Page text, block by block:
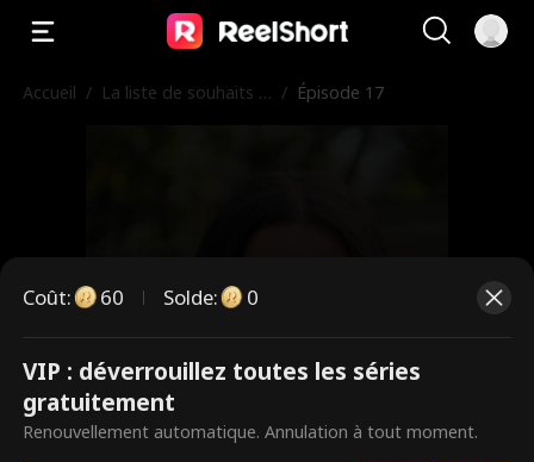
Accueil / La liste de souhaits d / Épisode 17
Ce sont des épisodes payants.
Débloquez pour regarder.
Coût: 60 Solde: 0
VIP : déverrouillez toutes les séries
gratuitement
Renouvellement automatique. Annulation à tout moment.